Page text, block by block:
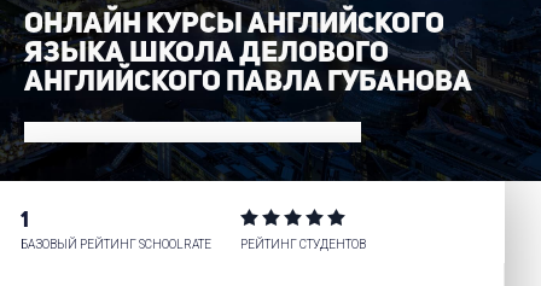
ОНЛАЙН КУРСЫ АНГЛИЙСКОГО
ЯЗЫКА ШКОЛА ДЕЛОВОГО
АНГЛИЙСКОГО ПАВЛА ГУБАНОВА
1
БАЗОВЫЙ РЕЙТИНГ SCHOOLRATE РЕЙТИНГ СТУДЕНТОВ